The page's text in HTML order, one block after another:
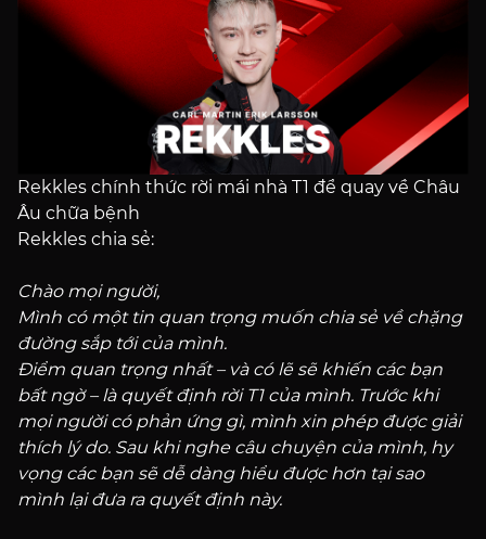
Rekkles chính thức rời mái nhà T1 để quay về Châu
Âu chữa bệnh
Rekkles chia sẻ:
Chào mọi người,
Mình có một tin quan trọng muốn chia sẻ về chặng
đường sắp tới của mình.
Điểm quan trọng nhất – và có lẽ sẽ khiến các bạn
bất ngờ – là quyết định rời T1 của mình. Trước khi
mọi người có phản ứng gì, mình xin phép được giải
thích lý do. Sau khi nghe câu chuyện của mình, hy
vọng các bạn sẽ dễ dàng hiểu được hơn tại sao
mình lại đưa ra quyết định này.